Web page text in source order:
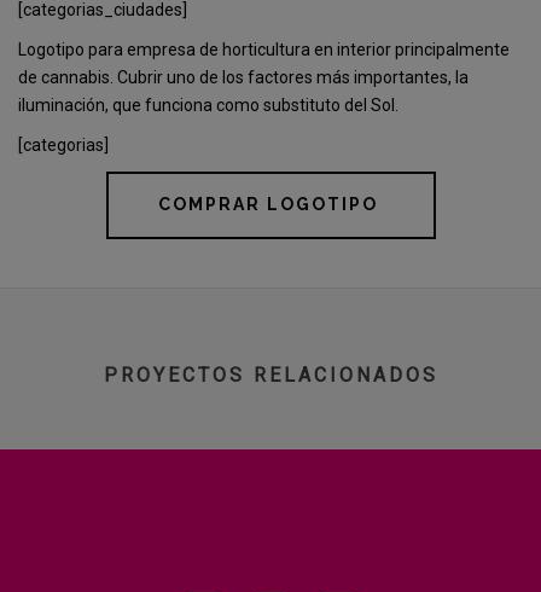
[categorias_ciudades]
Logotipo para empresa de horticultura en interior principalmente
de cannabis. Cubrir uno de los factores más importantes, la
iluminación, que funciona como substituto del Sol.
[categorias]
COMPRAR LOGOTIPO
PROYECTOS RELACIONADOS